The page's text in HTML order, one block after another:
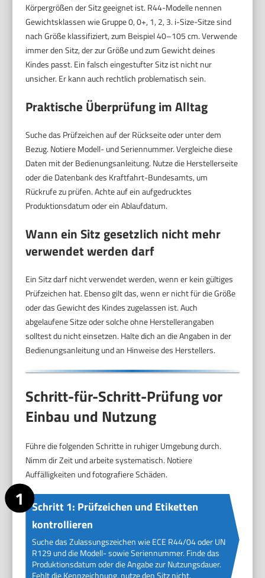
Körpergrößen der Sitz geeignet ist. R44-Modelle nennen
Gewichtsklassen wie Gruppe 0, 0+, 1, 2, 3. i-Size-Sitze sind
nach Größe klassifiziert, zum Beispiel 40–105 cm. Verwende
immer den Sitz, der zur Größe und zum Gewicht deines
Kindes passt. Ein falsch eingestufter Sitz ist nicht nur
unsicher. Er kann auch rechtlich problematisch sein.
Praktische Überprüfung im Alltag
Suche das Prüfzeichen auf der Rückseite oder unter dem
Bezug. Notiere Modell- und Seriennummer. Vergleiche diese
Daten mit der Bedienungsanleitung. Nutze die Herstellerseite
oder die Datenbank des Kraftfahrt-Bundesamts, um
Rückrufe zu prüfen. Achte auf ein aufgedrucktes
Produktionsdatum oder ein Ablaufdatum.
Wann ein Sitz gesetzlich nicht mehr
verwendet werden darf
Ein Sitz darf nicht verwendet werden, wenn er kein gültiges
Prüfzeichen hat. Ebenso gilt das, wenn er nicht für die Größe
oder das Gewicht des Kindes zugelassen ist. Auch
abgelaufene Sitze oder solche ohne Herstellerangaben
solltest du nicht einsetzen. Halte dich an die Angaben in der
Bedienungsanleitung und an Hinweise des Herstellers.
Schritt-für-Schritt-Prüfung vor
Einbau und Nutzung
Führe die folgenden Schritte in ruhiger Umgebung durch.
Nimm dir Zeit und arbeite systematisch. Notiere
Auffälligkeiten und fotografiere Schäden.
Schritt 1: Prüfzeichen und Etiketten
kontrollieren
Suche das Zulassungszeichen wie ECE R44/04 oder UN
R129 und die Modell- sowie Seriennummer. Finde das
Produktionsdatum oder die Angabe zur Nutzungsdauer.